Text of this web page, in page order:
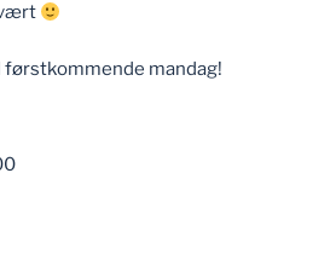
førstkommende mandag!